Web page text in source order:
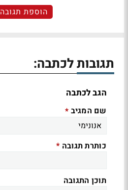
הוספת תגובה
תגובות לכתבה:
הגב לכתבה
שם המגיב *
כותרת תגובה *
תוכן התגובה